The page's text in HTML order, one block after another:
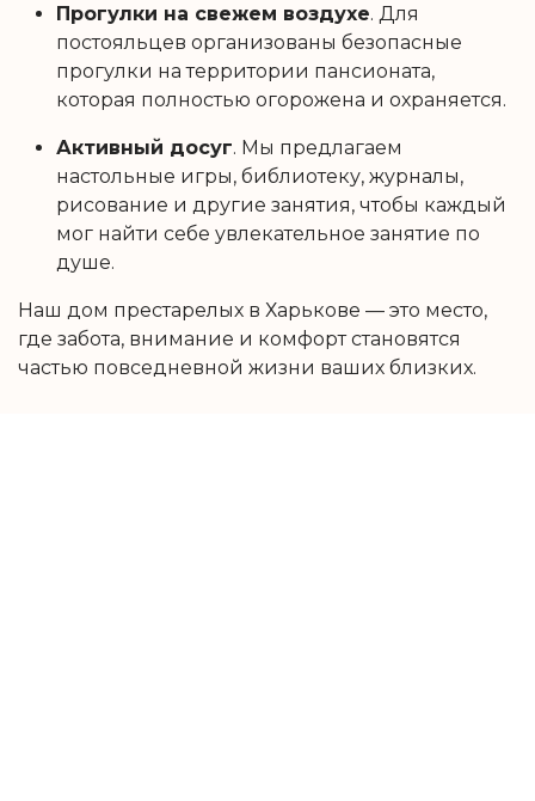
Прогулки на свежем воздухе. Для
постояльцев организованы безопасные
прогулки на территории пансионата,
которая полностью огорожена и охраняется.
Активный досуг. Мы предлагаем
настольные игры, библиотеку, журналы,
рисование и другие занятия, чтобы каждый
мог найти себе увлекательное занятие по
душе.
Наш дом престарелых в Харькове — это место,
где забота, внимание и комфорт становятся
частью повседневной жизни ваших близких.